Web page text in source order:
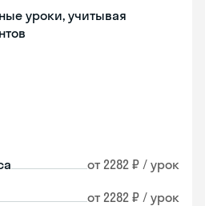
уроки, учитывая
от 2282 ₽ / урок
от 2282 ₽ / урок